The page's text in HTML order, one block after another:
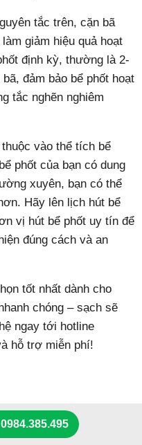
tắc trên, cặn bã
giảm hiệu quả hoạt
định kỳ, thường là 2-
đảm bảo bể phốt hoạt
tắc nghẽn nghiêm
vào thể tích bể
phốt của bạn có dung
xuyên, bạn có thể
Hãy lên lịch hút bể
vị hút bể phốt uy tín để
đúng cách và an
tốt nhất dành cho
chóng – sạch sẽ
ngay tới hotline
hỗ trợ miễn phí!
0984.385.495